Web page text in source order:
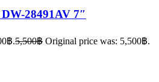
28491AV 7″
฿.5,500฿ Original price was: 5,500฿.